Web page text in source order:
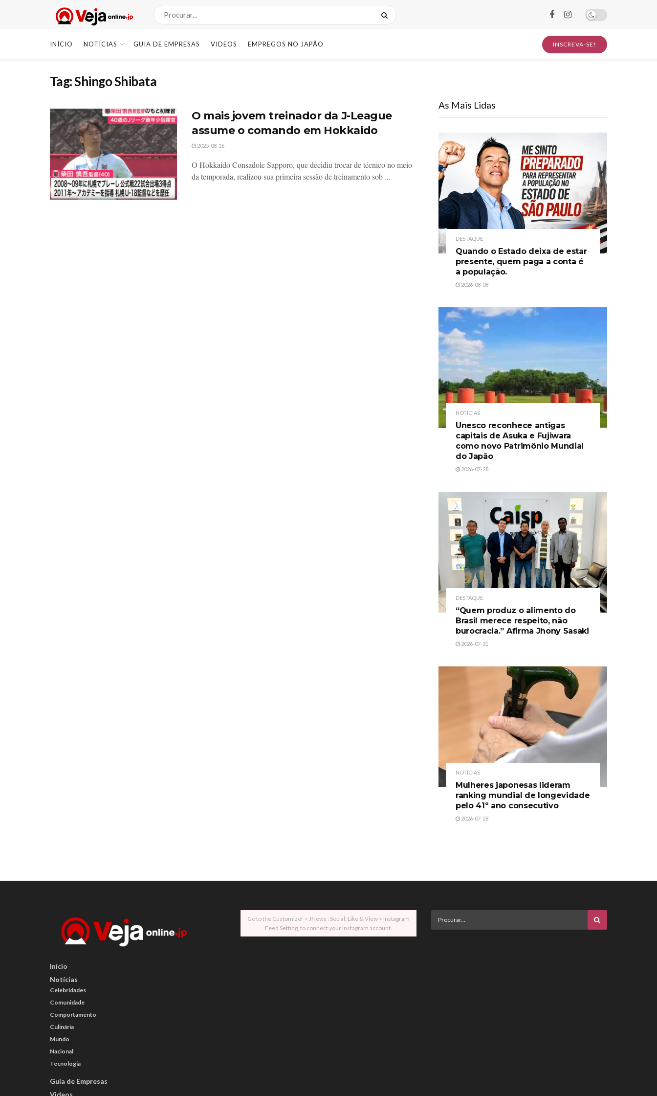
INÍCIO NOTÍCIAS GUIA DE EMPRESAS VIDEOS EMPREGOS NO JAPÃO INSCREVA-SE!
Tag:Shingo Shibata
O mais jovem treinador da J-League
assume o comando em Hokkaido
2025-08-16
O Hokkaido Consadole Sapporo, que decidiu trocar de técnico no meio
da temporada, realizou sua primeira sessão de treinamento sob ...
As Mais Lidas
DESTAQUE
Quando o Estado deixa de estar
presente, quem paga a conta é
a população.
2026-08-08
NOTÍCIAS
Unesco reconhece antigas
capitais de Asuka e Fujiwara
como novo Patrimônio Mundial
do Japão
2026-07-28
DESTAQUE
“Quem produz o alimento do
Brasil merece respeito, não
burocracia.” Afirma Jhony Sasaki
2026-07-31
NOTÍCIAS
Mulheres japonesas lideram
ranking mundial de longevidade
pelo 41º ano consecutivo
2026-07-28
Início
Notícias
Celebridades
Comunidade
Comportamento
Culinária
Mundo
Nacional
Tecnologia
Guia de Empresas
Videos
Go to the Customizer > JNews : Social, Like & View > Instagram
Feed Setting, to connect your Instagram account.